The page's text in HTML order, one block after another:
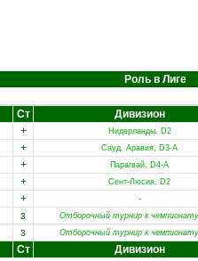
Роль в Лиге
Ст Дивизион
+
Нидерланды, D2
+
Сауд. Аравия, D3-A
+
Парагвай, D4-A
+
Сент-Люсия, D2
+
-
з
Отборочный турнир к
з Отборочный турнир к
Ст Дивизион